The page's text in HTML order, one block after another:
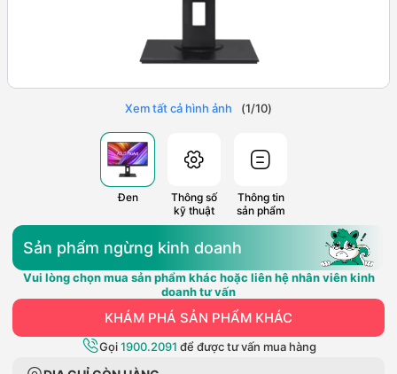
Xem tất cả hình ảnh (1/10)
Đen
Thông số
kỹ thuật
Thông tin
sản phẩm
Sản phẩm ngừng kinh doanh
Vui lòng chọn mua sản phẩm khác hoặc liên hệ nhân viên kinh
doanh tư vấn
KHÁM PHÁ SẢN PHẨM KHÁC
Gọi1900.2091 để được tư vấn mua hàng